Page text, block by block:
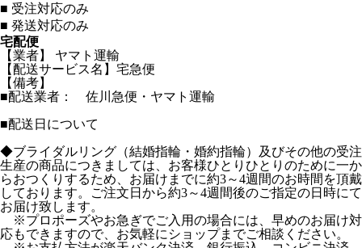
■ 受注対応のみ
■ 発送対応のみ
宅配便
【業者】 ヤマト運輸
【配送サービス名】宅急便
【備考】
■配送業者： 佐川急便・ヤマト運輸
■配送日について
◆ブライダルリング（結婚指輪・婚約指輪）及びその他の受注
生産の商品につきましては、お客様ひとりひとりのために一か
らおつくりするため、お届けまでに約3～4週間のお時間を頂戴
しております。ご注文日から約3～4週間後のご指定の日時にて
お届け致します。
※プロポーズやお急ぎでご入用の場合には、早めのお届け対
応もできますので、お気軽にショップまでご相談ください。